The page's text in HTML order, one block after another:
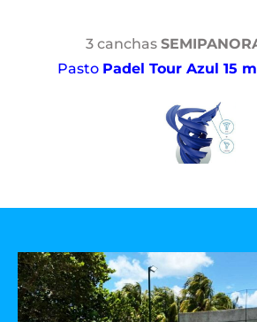
3 canchas
Pasto Padel Tour Azul 15